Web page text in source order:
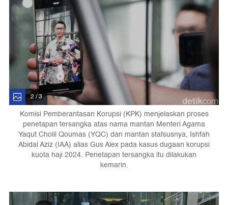
2 / 3
Komisi Pemberantasan Korupsi (KPK) menjelaskan proses
penetapan tersangka atas nama mantan Menteri Agama
Yaqut Cholil Qoumas (YQC) dan mantan stafsusnya, Ishfah
Abidal Aziz (IAA) alias Gus Alex pada kasus dugaan korupsi
kuota haji 2024. Penetapan tersangka itu dilakukan
kemarin.